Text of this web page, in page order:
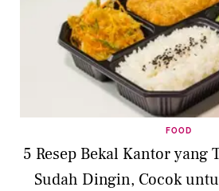
FOOD
5 Resep Bekal Kantor yang
Sudah Dingin, Cocok